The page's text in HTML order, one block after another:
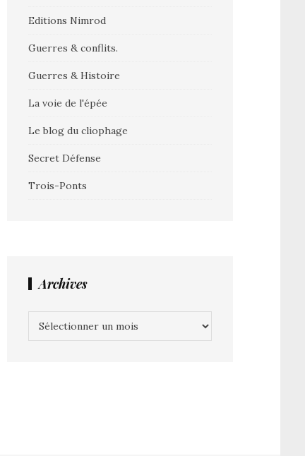
Editions Nimrod
Guerres & conflits.
Guerres & Histoire
La voie de l'épée
Le blog du cliophage
Secret Défense
Trois-Ponts
Archives